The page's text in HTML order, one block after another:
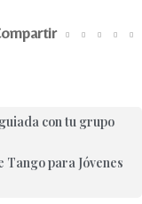
con tu grupo
para Jóvenes